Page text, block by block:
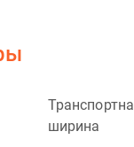
ширина